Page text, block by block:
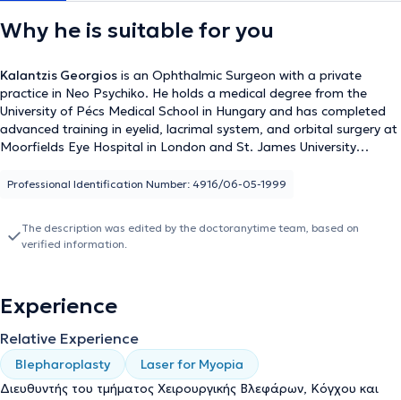
Why he is suitable for you
Kalantzis Georgios is an Ophthalmic Surgeon with a private
practice in Neo Psychiko. He holds a medical degree from the
University of Pécs Medical School in Hungary and has completed
advanced training in eyelid, lacrimal system, and orbital surgery at
Moorfields Eye Hospital in London and St. James University
Ophthalmology at the University of Leeds Medical School in
performed thousands of ophthalmic surgeries using the most
advanced methods and technological equipment with the ultimate
understanding their unique needs.
Professional Identification Number: 4916/06-05-1999
The description was edited by the doctoranytime team, based on
verified information.
Experience
Relative Experience
Blepharoplasty
Laser for Myopia
Διευθυντής του τμήματος Χειρουργικής Βλεφάρων, Κόγχου και